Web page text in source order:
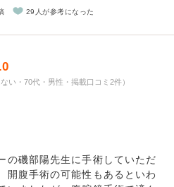
29人が参考になった
い・70代・男性・掲載口コミ2件）
磯部陽先生に手術していただ
開腹手術の可能性もあるといわ